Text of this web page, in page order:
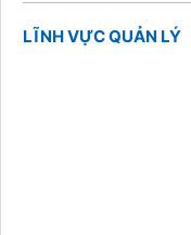
LĨNH VỰC QUẢN LÝ